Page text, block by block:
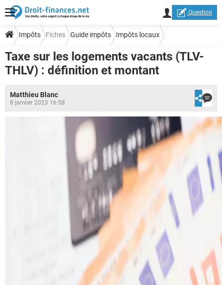
Question
Impôts Fiches Guide impôts Impôts locaux
Impôt et taxe d'habitation
Taxe sur les logements vacants (TLV-
THLV) : définition et montant
Matthieu Blanc
8 janvier 2023 16:58